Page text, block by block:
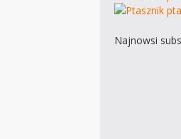
Najnowsi